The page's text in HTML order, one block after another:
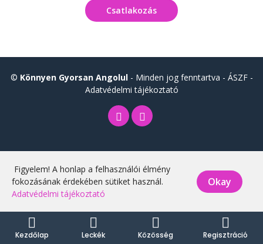
Csatlakozás
© Könnyen Gyorsan Angolul- Minden jog fenntartva - ÁSZF-
Adatvédelmi tájékoztató
Figyelem! A honlap a felhasználói élmény
fokozásának érdekében sütiket használ.
Adatvédelmi tájékoztató
Okay
Kezdőlap Leckék Közösség Regisztráció